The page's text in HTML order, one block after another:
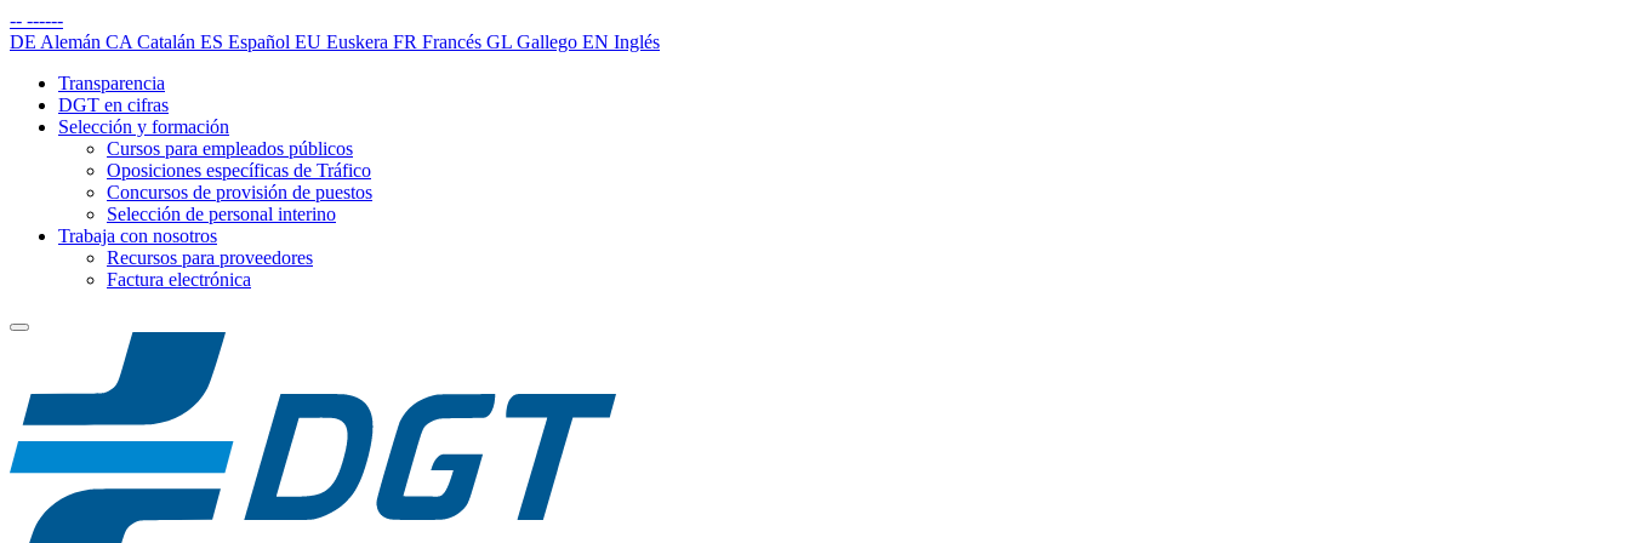
-- ------
DE Alemán CA Catalán ES Español EU Euskera FR Francés GL Gallego EN Inglés
Transparencia
DGT en cifras
Selección y formación
Cursos para empleados públicos
Oposiciones específicas de Tráfico
Concursos de provisión de puestos
Selección de personal interino
Trabaja con nosotros
Recursos para proveedores
Factura electrónica